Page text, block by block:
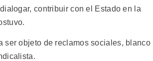
contribuir con el Estado en la
ser objeto de reclamos sociales, blanco